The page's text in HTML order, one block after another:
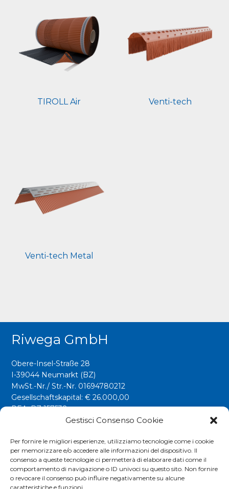
Gestisci Consenso Cookie
Per fornire le migliori esperienze, utilizziamo tecnologie come i cookie
per memorizzare e/o accedere alle informazioni del dispositivo. Il
consenso a queste tecnologie ci permetterà di elaborare dati come il
comportamento di navigazione o ID univoci su questo sito. Non fornire
o revocare il consenso può influire negativamente su alcune
caratteristiche e funzioni.
TIROLL Air Venti-tech
Venti-tech Metal
Riwega GmbH
Obere-Insel-Straße 28
I-39044 Neumarkt (BZ)
MwSt.-Nr./ Str.-Nr. 01694780212
Gesellschaftskapital: € 26.000,00
REA: BZ 157538
info@riwega.com
Tel.+39 0471 827500